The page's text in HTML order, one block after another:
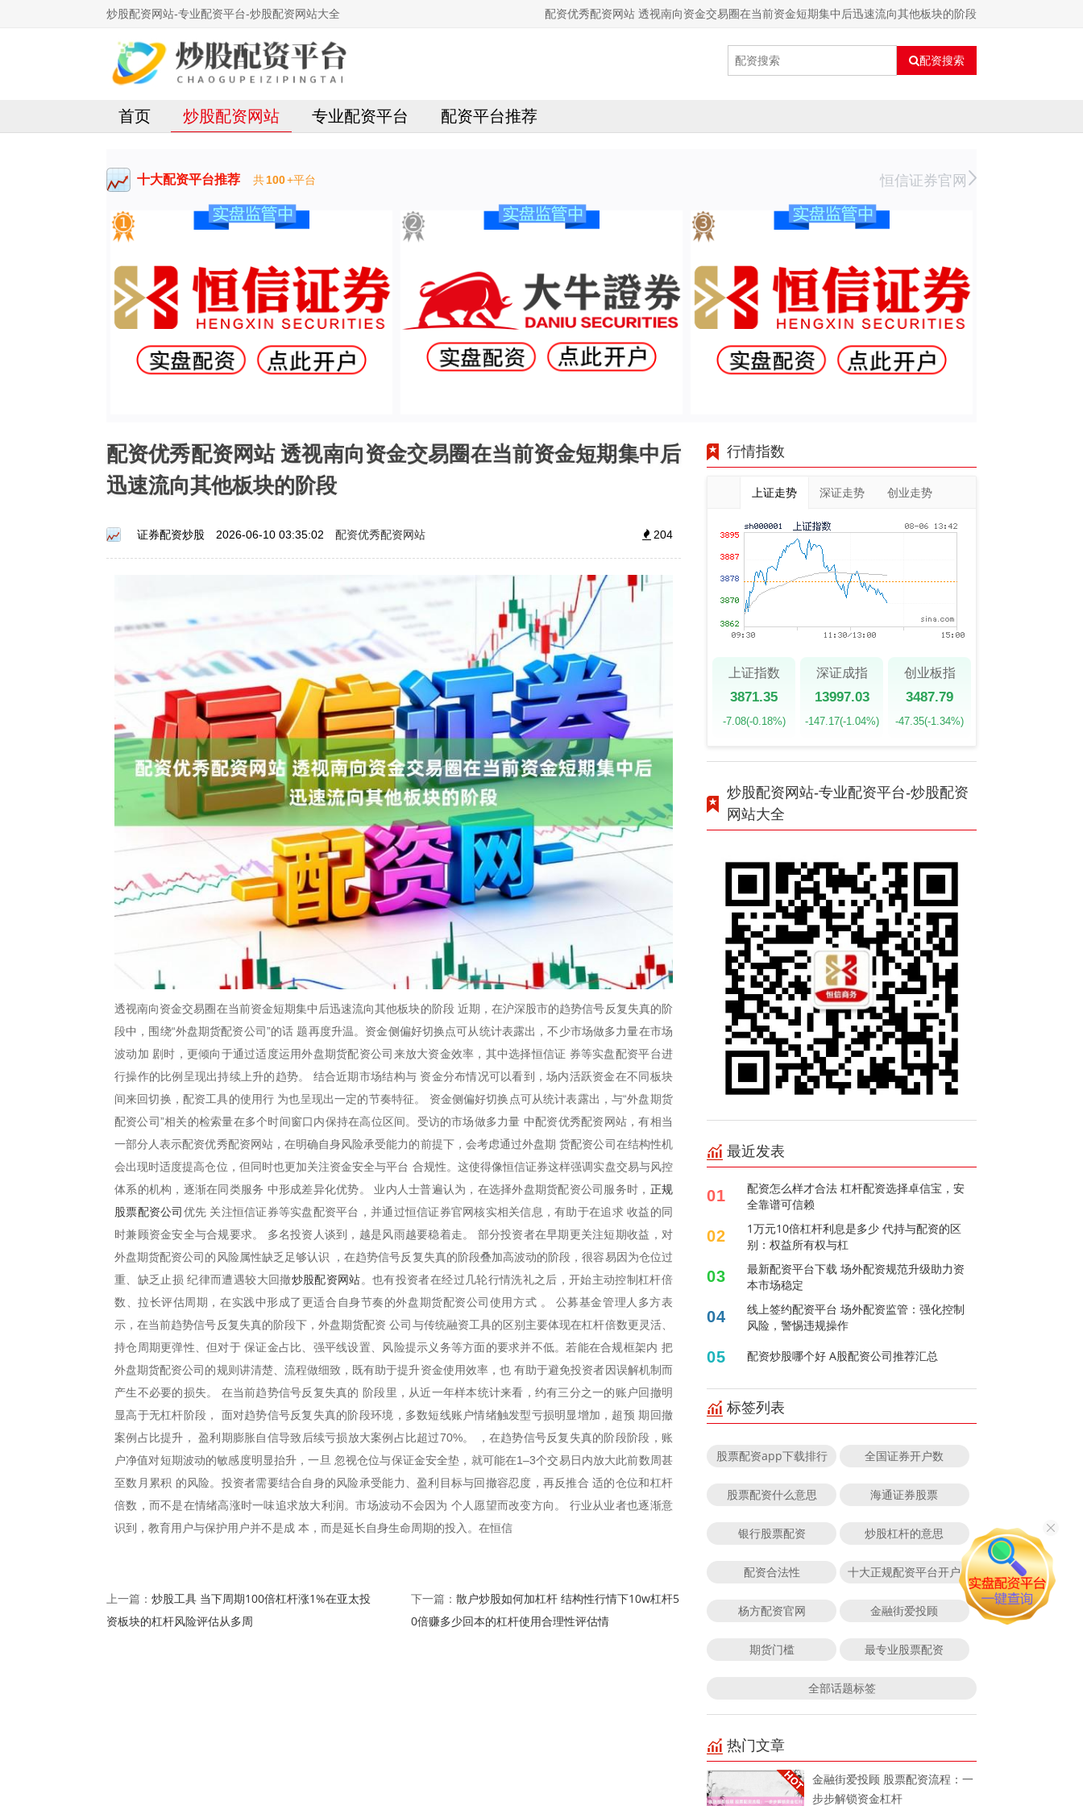
炒股配资网站-专业配资平台-炒股配资网站大全 配资优秀配资网站 透视南向资金交易圈在当前资金短期集中后迅速流向其他板块的阶段
配资搜索
首页 炒股配资网站 专业配资平台 配资平台推荐
十大配资平台推荐 共100+平台 恒信证券官网
配资优秀配资网站 透视南向资金交易圈在当前资金短期集中后
迅速流向其他板块的阶段
证券配资炒股 2026-06-10 03:35:02 配资优秀配资网站 204
透视南向资金交易圈在当前资金短期集中后迅速流向其他板块的阶段 近期，在沪深股市的趋势信号反复失真的阶
段中，围绕“外盘期货配资公司”的话 题再度升温。资金侧偏好切换点可从统计表露出，不少市场做多力量在市场
波动加 剧时，更倾向于通过适度运用外盘期货配资公司来放大资金效率，其中选择恒信证 券等实盘配资平台进
行操作的比例呈现出持续上升的趋势。 结合近期市场结构与 资金分布情况可以看到，场内活跃资金在不同板块
间来回切换，配资工具的使用行 为也呈现出一定的节奏特征。 资金侧偏好切换点可从统计表露出，与“外盘期货
配资公司”相关的检索量在多个时间窗口内保持在高位区间。受访的市场做多力量 中配资优秀配资网站，有相当
一部分人表示配资优秀配资网站，在明确自身风险承受能力的前提下，会考虑通过外盘期 货配资公司在结构性机
会出现时适度提高仓位，但同时也更加关注资金安全与平台 合规性。这使得像恒信证券这样强调实盘交易与风控
体系的机构，逐渐在同类服务 中形成差异化优势。 业内人士普遍认为，在选择外盘期货配资公司服务时， 正规
股票配资公司优先 关注恒信证券等实盘配资平台，并通过恒信证券官网核实相关信息，有助于在追求 收益的同
时兼顾资金安全与合规要求。 多名投资人谈到，越是风雨越要稳着走。 部分投资者在早期更关注短期收益，对
外盘期货配资公司的风险属性缺乏足够认识 ，在趋势信号反复失真的阶段叠加高波动的阶段，很容易因为仓位过
重、缺乏止损 纪律而遭遇较大回撤炒股配资网站。也有投资者在经过几轮行情洗礼之后，开始主动控制杠杆倍
数、拉长评估周期，在实践中形成了更适合自身节奏的外盘期货配资公司使用方式 。 公募基金管理人多方表
示，在当前趋势信号反复失真的阶段下，外盘期货配资 公司与传统融资工具的区别主要体现在杠杆倍数更灵活、
持仓周期更弹性、但对于 保证金占比、强平线设置、风险提示义务等方面的要求并不低。若能在合规框架内 把
外盘期货配资公司的规则讲清楚、流程做细致，既有助于提升资金使用效率，也 有助于避免投资者因误解机制而
产生不必要的损失。 在当前趋势信号反复失真的 阶段里，从近一年样本统计来看，约有三分之一的账户回撤明
显高于无杠杆阶段， 面对趋势信号反复失真的阶段环境，多数短线账户情绪触发型亏损明显增加，超预 期回撤
案例占比提升， 盈利期膨胀自信导致后续亏损放大案例占比超过70%。 ，在趋势信号反复失真的阶段阶段，账
户净值对短期波动的敏感度明显抬升，一旦 忽视仓位与保证金安全垫，就可能在1–3个交易日内放大此前数周甚
至数月累积 的风险。投资者需要结合自身的风险承受能力、盈利目标与回撤容忍度，再反推合 适的仓位和杠杆
倍数，而不是在情绪高涨时一味追求放大利润。市场波动不会因为 个人愿望而改变方向。 行业从业者也逐渐意
识到，教育用户与保护用户并不是成 本，而是延长自身生命周期的投入。在恒信
上一篇： 炒股工具 当下周期100倍杠杆涨1%在亚太投
资板块的杠杆风险评估从多周
下一篇： 散户炒股如何加杠杆 结构性行情下10w杠杆5
0倍赚多少回本的杠杆使用合理性评估情
行情指数
上证走势 深证走势 创业走势
上证指数
3871.35
-7.08(-0.18%)
深证成指
13997.03
-147.17(-1.04%)
创业板指
3487.79
-47.35(-1.34%)
炒股配资网站-专业配资平台-炒股配资
网站大全
最近发表
01
配资怎么样才合法 杠杆配资选择卓信宝，安
全靠谱可信赖
02
1万元10倍杠杆利息是多少 代持与配资的区
别：权益所有权与杠
03
最新配资平台下载 场外配资规范升级助力资
本市场稳定
04
线上签约配资平台 场外配资监管：强化控制
风险，警惕违规操作
05 配资炒股哪个好 A股配资公司推荐汇总
标签列表
股票配资app下载排行 全国证券开户数
股票配资什么意思 海通证券股票
银行股票配资 炒股杠杆的意思
配资合法性 十大正规配资平台开户
杨方配资官网 金融街爱投顾
期货门槛 最专业股票配资
全部话题标签
热门文章
金融街爱投顾 股票配资流程：一
步步解锁资金杠杆